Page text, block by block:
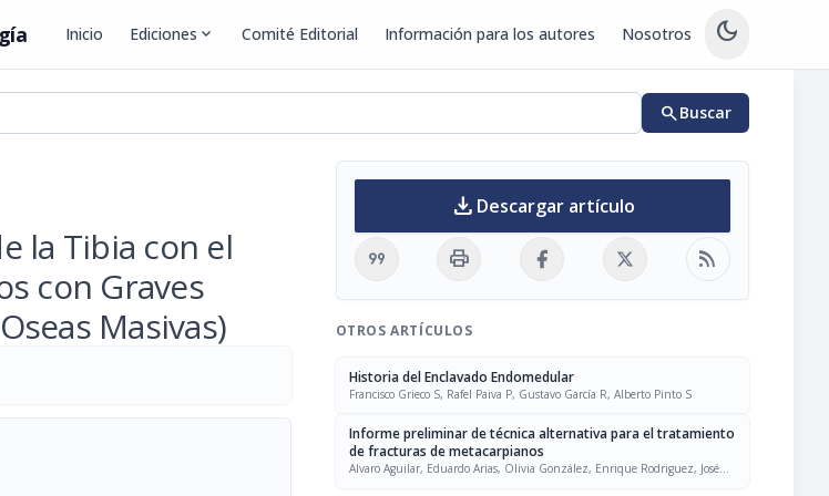
Inicio Ediciones expand_more Comité Editorial Información para los autores Nosotros dark_mode
searchBuscar
la Tibia con el
con Graves
Masivas)
download Descargar artículo
format_quote print rss_feed
OTROS ARTÍCULOS
Historia del Enclavado Endomedular
Francisco Grieco S, Rafel Paiva P, Gustavo García R, Alberto Pinto S
Informe preliminar de técnica alternativa para el tratamiento
de fracturas de metacarpianos
Alvaro Aguilar, Eduardo Arias, Olivia González, Enrique Rodriguez, José